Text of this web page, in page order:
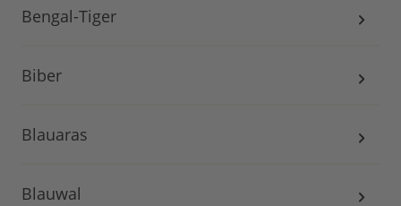
Bengal-Tiger
Biber
Blauaras
Blauwal